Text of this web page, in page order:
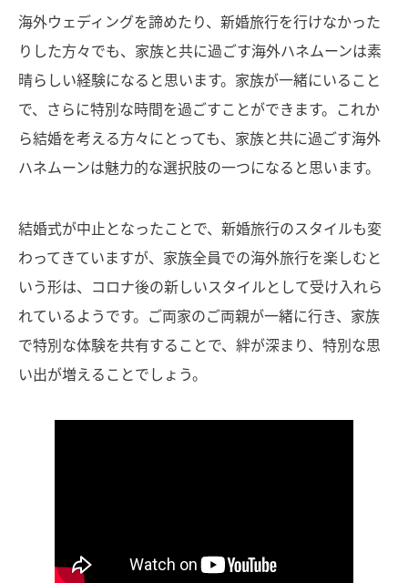
海外ウェディングを諦めたり、新婚旅行を行けなかった
りした方々でも、家族と共に過ごす海外ハネムーンは素
晴らしい経験になると思います。家族が一緒にいること
で、さらに特別な時間を過ごすことができます。これか
ら結婚を考える方々にとっても、家族と共に過ごす海外
ハネムーンは魅力的な選択肢の一つになると思います。
結婚式が中止となったことで、新婚旅行のスタイルも変
わってきていますが、家族全員での海外旅行を楽しむと
いう形は、コロナ後の新しいスタイルとして受け入れら
れているようです。ご両家のご両親が一緒に行き、家族
で特別な体験を共有することで、絆が深まり、特別な思
い出が増えることでしょう。